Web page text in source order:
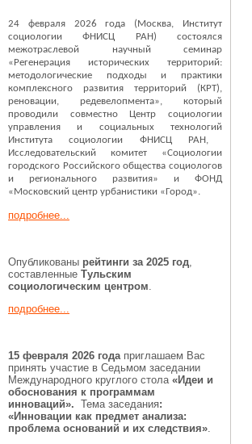
24 февраля 2026 года (Москва, Институт
социологии ФНИСЦ РАН) состоялся
межотраслевой научный семинар
«Регенерация исторических территорий:
методологические подходы и практики
комплексного развития территорий (КРТ),
реновации, редевелопмента», который
проводили совместно Центр социологии
управления и социальных технологий
Института социологии ФНИСЦ РАН,
Исследовательский комитет «Социологии
городского Российского общества социологов
и регионального развития» и ФОНД
«Московский центр урбанистики «Город».
подробнее...
Опубликованы рейтинги за 2025 год,
составленные Тульским
социологическим центром.
подробнее...
15 февраля 2026 годаприглашаем Вас
принять участие в Седьмом заседании
Международного круглого стола«Идеи и
обоснования к программам
инноваций». Тема заседания:
«Инновации как предмет анализа:
проблема оснований и их следствия».